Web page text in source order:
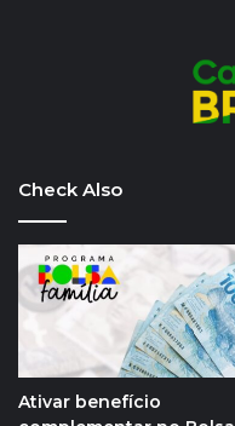
Check Also
Ativar benefício